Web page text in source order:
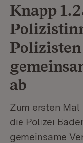
Knapp
ab
Zum ersten
die Polizei
gemeinsame